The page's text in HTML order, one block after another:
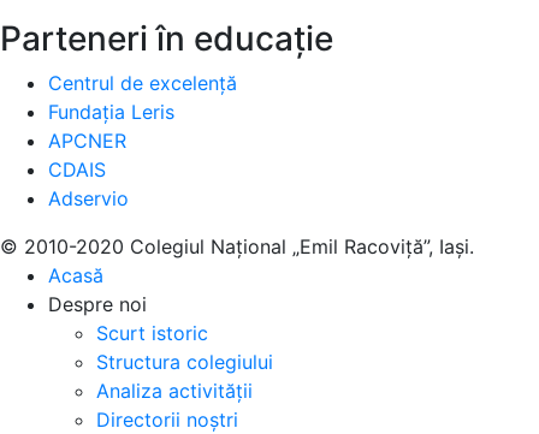
Parteneri în educație
Centrul de excelență
Fundația Leris
APCNER
CDAIS
Adservio
© 2010-2020 Colegiul Național „Emil Racoviță”, Iași.
Acasă
Despre noi
Scurt istoric
Structura colegiului
Analiza activității
Directorii noștri